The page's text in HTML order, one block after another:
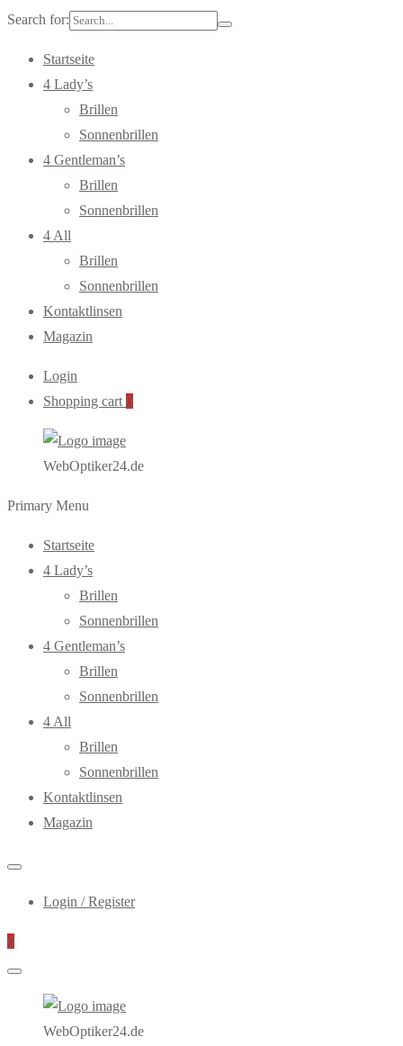
Search for:
Startseite
4 Lady’s
Brillen
Sonnenbrillen
4 Gentleman’s
Brillen
Sonnenbrillen
4 All
Brillen
Sonnenbrillen
Kontaktlinsen
Magazin
Login
Shopping cart 0
WebOptiker24.de
Primary Menu
Startseite
4 Lady’s
Brillen
Sonnenbrillen
4 Gentleman’s
Brillen
Sonnenbrillen
4 All
Brillen
Sonnenbrillen
Kontaktlinsen
Magazin
Login / Register
0
WebOptiker24.de